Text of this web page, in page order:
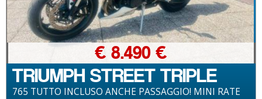
TRIUMPH STREET TRIPLE
765 TUTTO INCLUSO ANCHE PASSAGGIO! MINI RATE
€ 8.490 €